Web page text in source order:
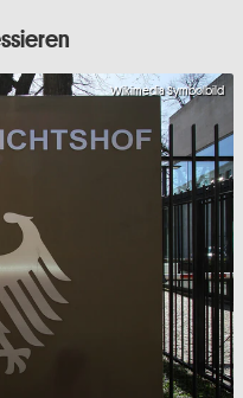
Wikimedia Symbolbild